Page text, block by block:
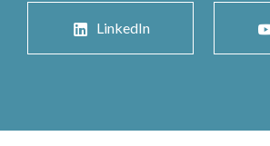
LinkedIn